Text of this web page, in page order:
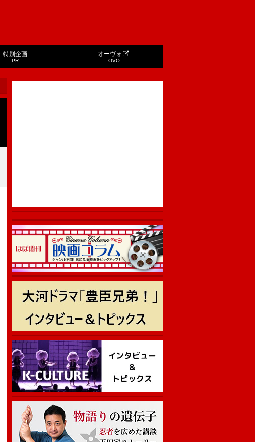
特別企画
PR
オーヴォ
OVO